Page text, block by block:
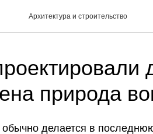
Архитектура и строительство
природа
делается в